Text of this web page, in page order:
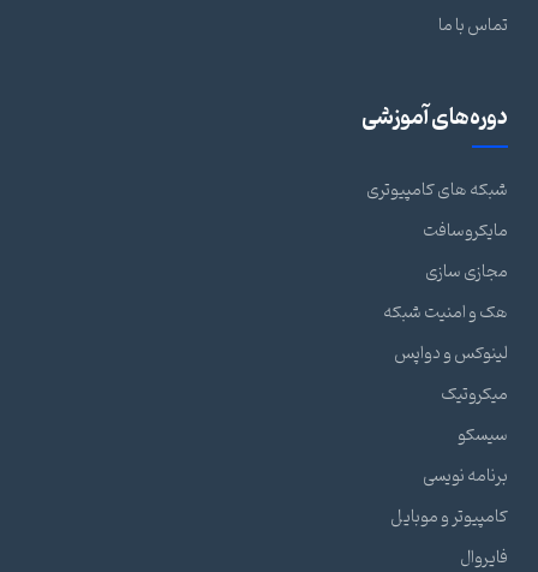
با ما
آموزشی
های کامپیوتری
سازی
و امنیت شبکه
و دواپس
نویسی
و موبایل